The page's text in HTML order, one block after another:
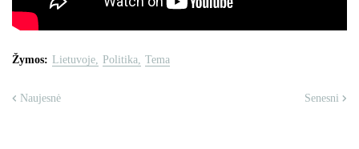
Žymos: Lietuvoje Politika Tema
Naujesnė Senesni